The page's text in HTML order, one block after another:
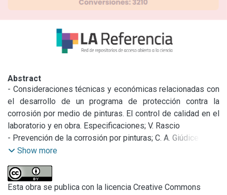
Abstract
- Consideraciones técnicas y económicas relacionadas con
el desarrollo de un programa de protección contra la
corrosión por medio de pinturas. El control de calidad en el
laboratorio y en obra. Especificaciones; V. Rascio
- Prevención de la corrosión por pinturas; C. A. Giúdice
- Influencia de la eficiencia de la dispersión sobre la
una pintura anticorrosiva basada en caucho clorado; G. A.
Villoria, C. A. Giúdice
Show more
Esta obra se publica con la licencia Creative Commons